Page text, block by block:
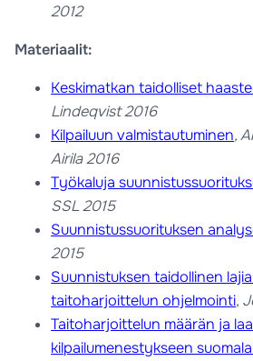
2012
Materiaalit:
Keskimatkan taidolliset
Lindeqvist 2016
Kilpailuun valmistautuminen,
Airila 2016
Työkaluja
SSL 2015
Suunnistussuorituksen
2015
Suunnistuksen taidollinen
taitoharjoittelun ohjelmointi,
Taitoharjoittelun määrän ja
kilpailumenestykseen